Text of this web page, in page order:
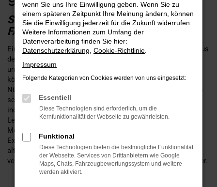
SEAT LEON – IHR PERFEKTES
FAHRZEUG FÜR NÜRNBERG
Ein Seat Leon für Nürnberg ist ganz sicher eine gute Wahl. Aus
der Erfahrung aus mehr als 65 Jahren im Automobilbereich
und drei Generationen eines traditionellen Familienbetriebs,
können wir dieses Modell guten Gewissens empfehlen. Aus
Nürnberg ist der Weg zu MGS nicht weit. Unser Unternehmen
schreibt Beratung groß und hat stets ein offenes Ohr für Ihre
individuellen Bedürfnisse. Wenn fest steht, dass es der Seat
Leon werden soll, beraten wir Sie gerne hinsichtlich der
Motorisierung, der Lackfarbe und all der bereitstehenden
Extras, unterbreiten Ihnen auf Wunsch aber gerne auch noch
alternative Vorschläge. Ihr Vorteil: wir sind erfahren und
verkaufen die Fahrzeuge gleich mehrerer etablierter Hersteller.
wenn Sie uns Ihre Einwilligung geben. Wenn Sie zu
einem späteren Zeitpunkt Ihre Meinung ändern, können
Sie die Einwilligung jederzeit für die Zukunft widerrufen.
Weitere Informationen zum Umfang der
Datenverarbeitung finden Sie hier:
Datenschutzerklärung Cookie-Richtlinie
Impressum
Folgende Kategorien von Cookies werden von uns eingesetzt:
Essentiell
Diese Technologien sind erforderlich, um die
Kernfunktionalität der Webseite zu gewährleisten.
Funktional
Diese Technologien bieten die bestmögliche Funktionalität
der Webseite. Services von Drittanbietern wie Google
Maps, Chats, Fahrzeugbewertungssystem und weitere
werden aktiviert.